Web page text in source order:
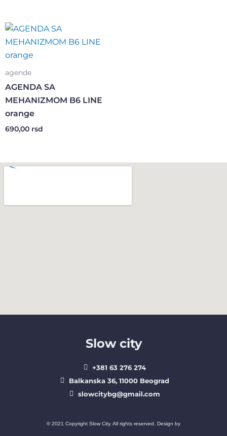
agende
AGENDA SA
MEHANIZMOM B6 LINE
orange
690,00 rsd
Slow city
+381 63 276 274​
Balkanska 36, 11000 Beograd​
slowcitybg@gmail.com
© 2021 Copyright Slow City. All rights reserved. Design by